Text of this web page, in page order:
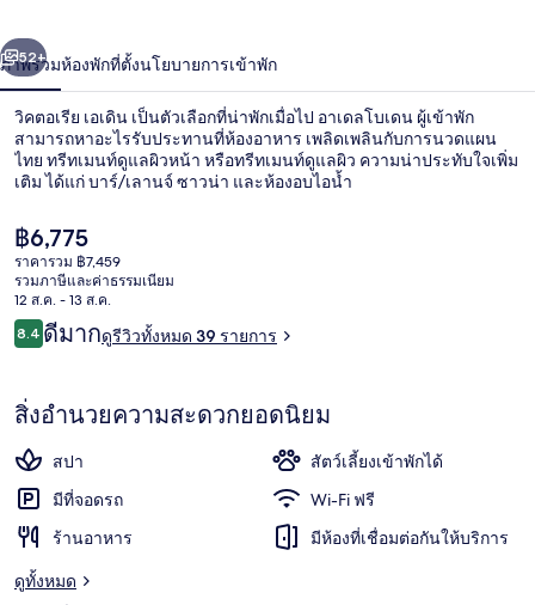
า
ถัดไป
52+
ภาพรวมห้องพักที่ตั้งนโยบายการเข้าพัก
วิคตอเรีย เอเดิน เป็นตัวเลือกที่น่าพักเมื่อไป อาเดลโบเดน ผู้เข้าพัก
สามารถหาอะไรรับประทานที่ห้องอาหาร เพลิดเพลินกับการนวดแผน
ไทย ทรีทเมนท์ดูแลผิวหน้า หรือทรีทเมนท์ดูแลผิว ความน่าประทับใจเพิ่ม
เติม ได้แก่ บาร์/เลานจ์ ซาวน่า และห้องอบไอน้ำ
ราคา
ปัจจุบัน
฿6,775
฿6,775
ราคารวม ฿7,459
รวมภาษีและค่าธรรมเนียม
12 ส.ค. - 13 ส.ค.
รีวิว
8.48.4 จาก 10
ดีมากดูรีวิวทั้งหมด 39 รายการ
สิ่งอำนวยความสะดวกยอดนิยม
สปา
สัตว์เลี้ยงเข้าพักได้
มีที่จอดรถ
Wi-Fi ฟรี
ร้านอาหาร
มีห้องที่เชื่อมต่อกันให้บริการ
ดูทั้งหมด